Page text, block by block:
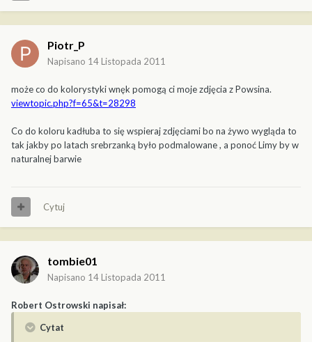
Piotr_P
Napisano 14 Listopada 2011
może co do kolorystyki wnęk pomogą ci moje zdjęcia z Powsina.
viewtopic.php?f=65&t=28298
Co do koloru kadłuba to się wspieraj zdjęciami bo na żywo wygląda to
tak jakby po latach srebrzanką było podmalowane , a ponoć Limy by w
naturalnej barwie
Cytuj
tombie01
Napisano 14 Listopada 2011
Robert Ostrowski napisał:
Cytat